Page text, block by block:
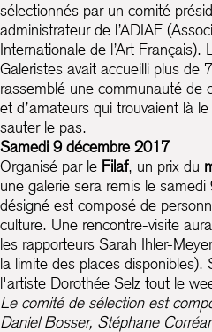
sélectionnés par un comité
administrateur de l’ADIAF
Internationale de l’Art
Galeristes avait accueilli plus de
rassemblé une communauté de
et d’amateurs qui trouvaient là
sauter le pas.
Samedi 9 décembre 2017
Organisé par le Filaf, un prix du
une galerie sera remis le
désigné est composé de
culture. Une rencontre-visite
les rapporteurs Sarah Ihler-
la limite des places disponibles).
l'artiste Dorothée Selz tout le
Le comité de sélection est
Daniel Bosser, Stéphane